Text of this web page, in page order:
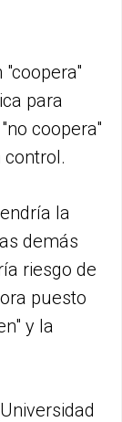
para
coopera"
control.
la
demás
riesgo de
puesto
y la